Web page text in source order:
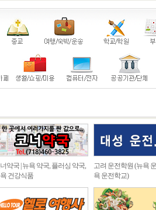
약국 | 뉴욕 약국, 플러싱 약국,
건강식품
고려 운전학원 (뉴욕
욕 운전학교)